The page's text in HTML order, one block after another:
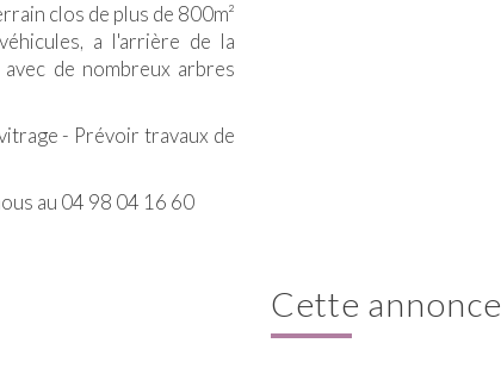
clos de plus de 800m²
a l'arrière de la
de nombreux arbres
- Prévoir travaux de
au 04 98 04 16 60
cette annonce